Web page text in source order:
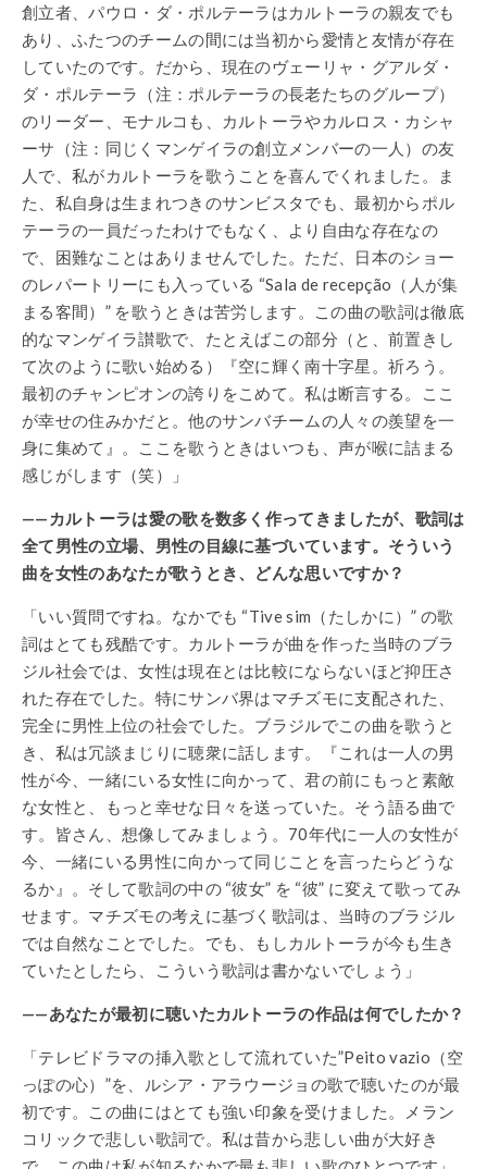
創立者、パウロ・ダ・ポルテーラはカルトーラの親友でも
あり、ふたつのチームの間には当初から愛情と友情が存在
していたのです。だから、現在のヴェーリャ・グアルダ・
ダ・ポルテーラ（注：ポルテーラの長老たちのグループ）
のリーダー、モナルコも、カルトーラやカルロス・カシャ
ーサ（注：同じくマンゲイラの創立メンバーの一人）の友
人で、私がカルトーラを歌うことを喜んでくれました。ま
た、私自身は生まれつきのサンビスタでも、最初からポル
テーラの一員だったわけでもなく、より自由な存在なの
で、困難なことはありませんでした。ただ、日本のショー
のレパートリーにも入っている “Sala de recepção（人が集
まる客間）” を歌うときは苦労します。この曲の歌詞は徹底
的なマンゲイラ讃歌で、たとえばこの部分（と、前置きし
て次のように歌い始める）『空に輝く南十字星。祈ろう。
最初のチャンピオンの誇りをこめて。私は断言する。ここ
が幸せの住みかだと。他のサンバチームの人々の羨望を一
身に集めて』。ここを歌うときはいつも、声が喉に詰まる
感じがします（笑）」
——カルトーラは愛の歌を数多く作ってきましたが、歌詞は
全て男性の立場、男性の目線に基づいています。そういう
曲を女性のあなたが歌うとき、どんな思いですか？
「いい質問ですね。なかでも “Tive sim（たしかに）” の歌
詞はとても残酷です。カルトーラが曲を作った当時のブラ
ジル社会では、女性は現在とは比較にならないほど抑圧さ
れた存在でした。特にサンバ界はマチズモに支配された、
完全に男性上位の社会でした。ブラジルでこの曲を歌うと
き、私は冗談まじりに聴衆に話します。『これは一人の男
性が今、一緒にいる女性に向かって、君の前にもっと素敵
な女性と、もっと幸せな日々を送っていた。そう語る曲で
す。皆さん、想像してみましょう。70年代に一人の女性が
今、一緒にいる男性に向かって同じことを言ったらどうな
るか』。そして歌詞の中の “彼女” を “彼” に変えて歌ってみ
せます。マチズモの考えに基づく歌詞は、当時のブラジル
では自然なことでした。でも、もしカルトーラが今も生き
ていたとしたら、こういう歌詞は書かないでしょう」
——あなたが最初に聴いたカルトーラの作品は何でしたか？
「テレビドラマの挿入歌として流れていた”Peito vazio（空
っぽの心）”を、ルシア・アラウージョの歌で聴いたのが最
初です。この曲にはとても強い印象を受けました。メラン
コリックで悲しい歌詞で。私は昔から悲しい曲が大好き